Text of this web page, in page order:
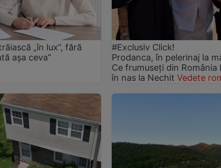
„în lux”, fără
așa ceva”
#Exclusiv Click!
Prodanca, în pelerinaj la
Ce frumuseți din
în nas la Nechit Vedete